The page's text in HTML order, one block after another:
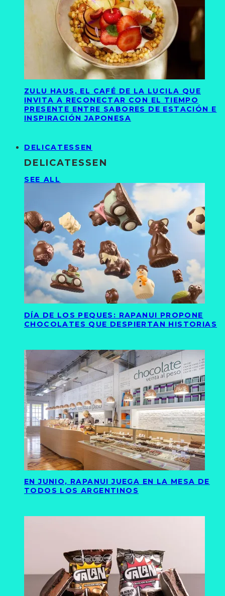
ZULU HAUS, EL CAFÉ DE LA LUCILA QUE
INVITA A RECONECTAR CON EL TIEMPO
PRESENTE ENTRE SABORES DE ESTACIÓN E
INSPIRACIÓN JAPONESA
DELICATESSEN
DELICATESSEN
SEE ALL
DÍA DE LOS PEQUES: RAPANUI PROPONE
CHOCOLATES QUE DESPIERTAN HISTORIAS
EN JUNIO, RAPANUI JUEGA EN LA MESA DE
TODOS LOS ARGENTINOS